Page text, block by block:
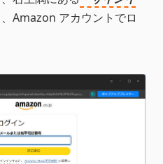
Amazon アカウントでロ